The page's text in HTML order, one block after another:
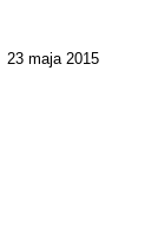
23 maja 2015